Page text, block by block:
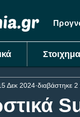
Δεκ 2024 διαβάστηκε